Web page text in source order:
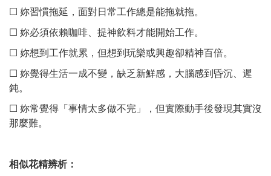
☐ 妳習慣拖延，面對日常工作總是能拖就拖。
☐ 妳必須依賴咖啡、提神飲料才能開始工作。
☐ 妳想到工作就累，但想到玩樂或興趣卻精神百倍。
☐ 妳覺得生活一成不變，缺乏新鮮感，大腦感到昏沉、遲
鈍。
☐ 妳常覺得「事情太多做不完」，但實際動手後發現其實沒
那麼難。
相似花精辨析：